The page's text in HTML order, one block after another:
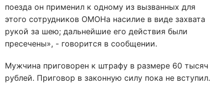
поезда он применил к одному из вызванных для
этого сотрудников ОМОНа насилие в виде захвата
рукой за шею; дальнейшие его действия были
пресечены», - говорится в сообщении.
Мужчина приговорен к штрафу в размере 60 тысяч
рублей. Приговор в законную силу пока не вступил.